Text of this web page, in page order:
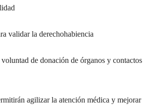
validar la derechohabiencia
de donación de órganos y contactos
agilizar la atención médica y mejorar